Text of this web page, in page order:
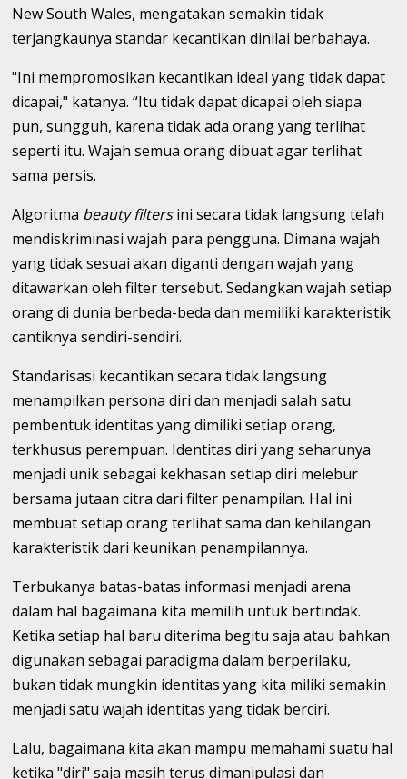
New South Wales, mengatakan semakin tidak
terjangkaunya standar kecantikan dinilai berbahaya.
"Ini mempromosikan kecantikan ideal yang tidak dapat
dicapai," katanya. “Itu tidak dapat dicapai oleh siapa
pun, sungguh, karena tidak ada orang yang terlihat
seperti itu. Wajah semua orang dibuat agar terlihat
sama persis.
Algoritma beauty filtersini secara tidak langsung telah
mendiskriminasi wajah para pengguna. Dimana wajah
yang tidak sesuai akan diganti dengan wajah yang
ditawarkan oleh filter tersebut. Sedangkan wajah setiap
orang di dunia berbeda-beda dan memiliki karakteristik
cantiknya sendiri-sendiri.
Standarisasi kecantikan secara tidak langsung
menampilkan persona diri dan menjadi salah satu
pembentuk identitas yang dimiliki setiap orang,
terkhusus perempuan. Identitas diri yang seharunya
menjadi unik sebagai kekhasan setiap diri melebur
bersama jutaan citra dari filter penampilan. Hal ini
membuat setiap orang terlihat sama dan kehilangan
karakteristik dari keunikan penampilannya.
Terbukanya batas-batas informasi menjadi arena
dalam hal bagaimana kita memilih untuk bertindak.
Ketika setiap hal baru diterima begitu saja atau bahkan
digunakan sebagai paradigma dalam berperilaku,
bukan tidak mungkin identitas yang kita miliki semakin
menjadi satu wajah identitas yang tidak berciri.
Lalu, bagaimana kita akan mampu memahami suatu hal
ketika "diri" saja masih terus dimanipulasi dan